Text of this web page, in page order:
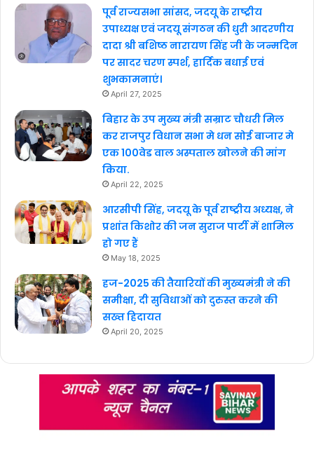
पूर्व राज्यसभा सांसद, जदयू के राष्ट्रीय
उपाध्यक्ष एवं जदयू संगठन की धुरी आदरणीय
दादा श्री बशिष्ठ नारायण सिंह जी के जन्मदिन
पर सादर चरण स्पर्श, हार्दिक बधाई एवं
शुभकामनाएं।
April 27, 2025
बिहार के उप मुख्य मंत्री सम्राट चौधरी मिल
कर राजपुर विधान सभा मे धन सोई बाजार मे
एक 100वेड वाल अस्पताल खोलने की मांग
किया.
April 22, 2025
आरसीपी सिंह, जदयू के पूर्व राष्ट्रीय अध्यक्ष, ने
प्रशांत किशोर की जन सुराज पार्टी में शामिल
हो गए हैं
May 18, 2025
हज-2025 की तैयारियों की मुख्यमंत्री ने की
समीक्षा, दी सुविधाओं को दुरुस्त करने की
सख्त हिदायत
April 20, 2025